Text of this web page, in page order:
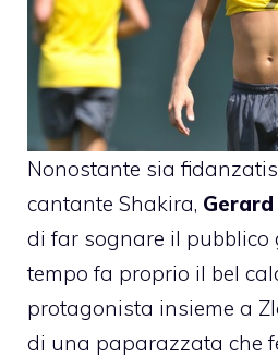
Nonostante sia
cantante Shakira, Gerard
di far sognare il pubblico
tempo fa proprio il bel
protagonista insieme a
di una paparazzata che